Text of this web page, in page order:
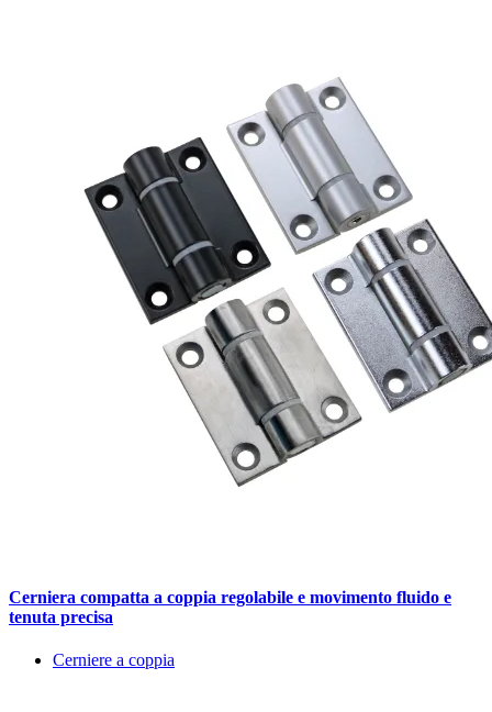
Cerniera compatta a coppia regolabile e movimento fluido e
tenuta precisa
Cerniere a coppia